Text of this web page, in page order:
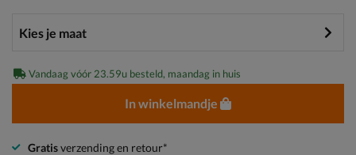
Vandaag vóór 23.59u besteld, maandag in huis
In winkelmandje
Gratisverzending en retour*